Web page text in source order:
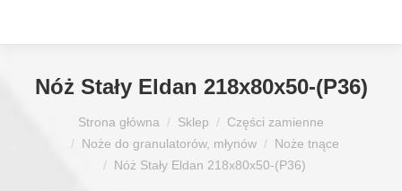
Nóż Stały Eldan 218x80x50-(P36)
Strona główna Sklep
Części zamienne
Noże do granulatorów, młynów
Noże tnące
Nóż Stały Eldan 218x80x50-(P36)